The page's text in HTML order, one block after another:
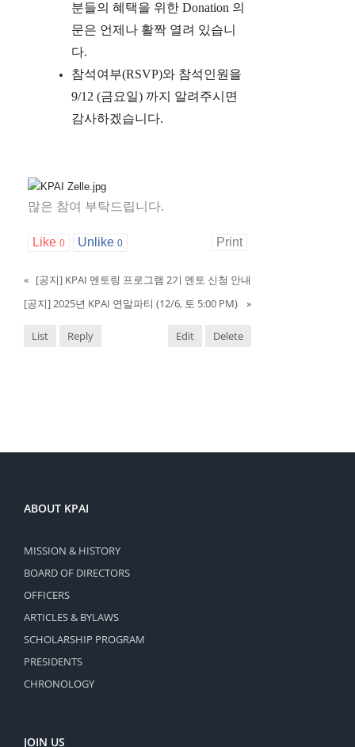
분들의 혜택을 위한 Donation 의
문은 언제나 활짝 열려 있습니
다.
참석여부(RSVP)와 참석인원을
9/12 (금요일) 까지 알려주시면
감사하겠습니다.
많은 참여 부탁드립니다.
Like 0 Unlike 0 Print
« [공지] KPAI 멘토링 프로그램 2기 멘토 신청 안내
[공지] 2025년 KPAI 연말파티 (12/6, 토 5:00 PM)
»
List Reply Edit Delete
ABOUT KPAI
MISSION & HISTORY
BOARD OF DIRECTORS
OFFICERS
ARTICLES & BYLAWS
SCHOLARSHIP PROGRAM
PRESIDENTS
CHRONOLOGY
JOIN US